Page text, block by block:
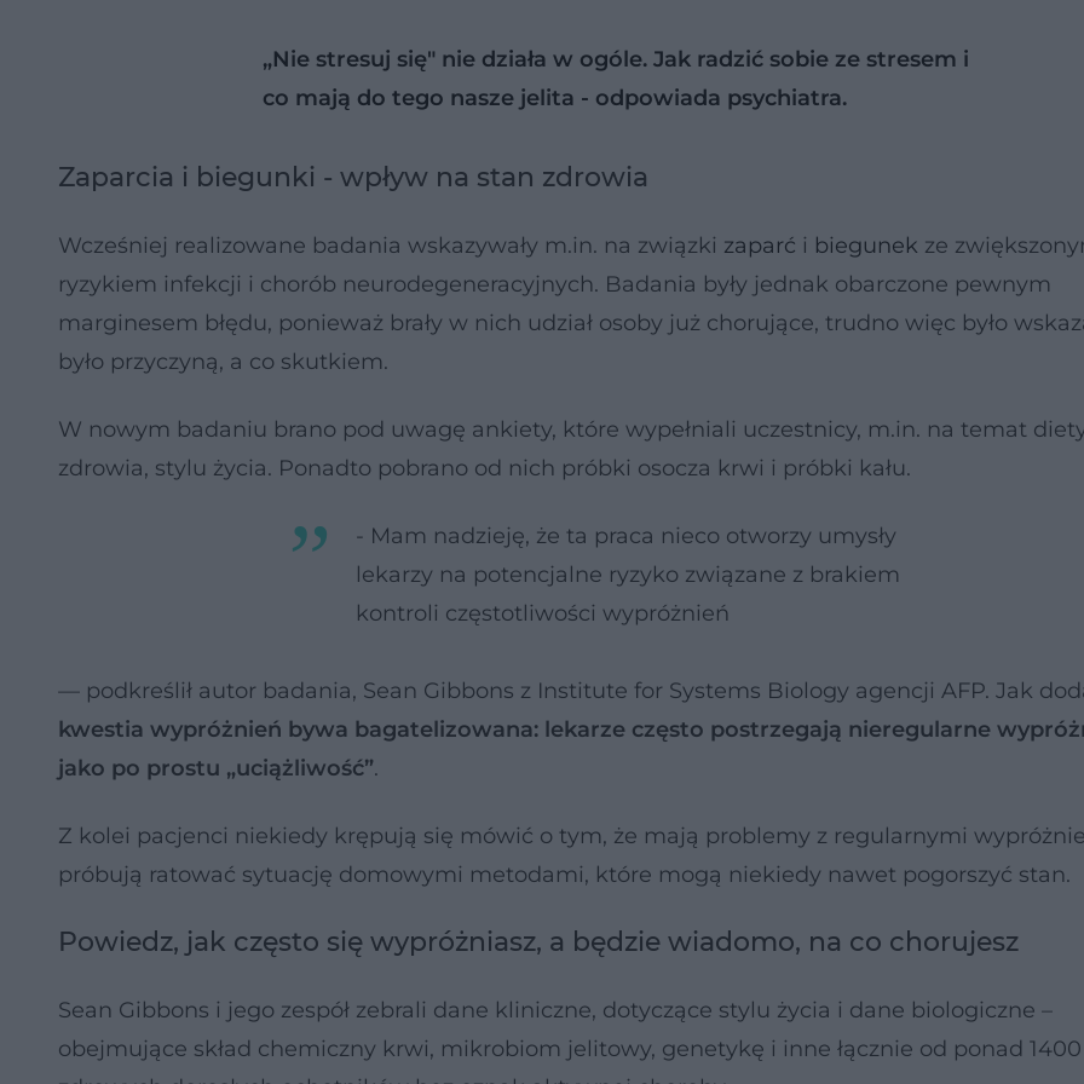
„Nie stresuj się" nie działa w ogóle. Jak radzić sobie ze stresem i
co mają do tego nasze jelita - odpowiada psychiatra.
Zaparcia i biegunki - wpływ na stan zdrowia
Wcześniej realizowane badania wskazywały m.in. na związki zaparć i biegunek ze
ryzykiem infekcji i chorób neurodegeneracyjnych. Badania były jednak obarczone pewnym
marginesem błędu, ponieważ brały w nich udział osoby już chorujące, trudno więc było
było przyczyną, a co skutkiem.
​W nowym badaniu brano pod uwagę ankiety, które wypełniali uczestnicy, m.in. na temat
zdrowia, stylu życia. Ponadto pobrano od nich próbki osocza krwi i próbki kału.
- Mam nadzieję, że ta praca nieco otworzy umysły
lekarzy na potencjalne ryzyko związane z brakiem
kontroli częstotliwości wypróżnień
— podkreślił autor badania, Sean Gibbons z Institute for Systems Biology agencji AFP. Jak
kwestia wypróżnień bywa bagatelizowana: lekarze często postrzegają nieregularne
jako po prostu „uciążliwość”.
Z kolei pacjenci niekiedy krępują się mówić o tym, że mają problemy z regularnymi
próbują ratować sytuację domowymi metodami, które mogą niekiedy nawet pogorszyć stan.
Powiedz, jak często się wypróżniasz, a będzie wiadomo, na co chorujesz
Sean Gibbons i jego zespół zebrali dane kliniczne, dotyczące stylu życia i dane biologiczne –
obejmujące skład chemiczny krwi, mikrobiom jelitowy, genetykę i inne łącznie od ponad 1400